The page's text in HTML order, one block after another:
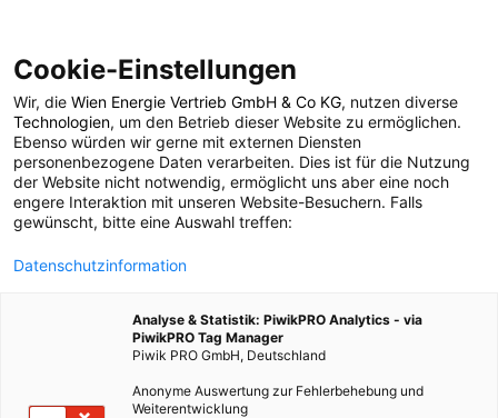
POSTS BY TAG
Innisfree
1 BEITRAG
Cookie-Einstellungen
Wir, die Wien Energie Vertrieb GmbH & Co KG, nutzen diverse
Technologien, um den Betrieb dieser Website zu ermöglichen.
Ebenso würden wir gerne mit externen Diensten
personenbezogene Daten verarbeiten. Dies ist für die Nutzung
der Website nicht notwendig, ermöglicht uns aber eine noch
engere Interaktion mit unseren Website-Besuchern. Falls
gewünscht, bitte eine Auswahl treffen:
Datenschutzinformation
Analyse & Statistik: PiwikPRO Analytics - via
PiwikPRO Tag Manager
Piwik PRO GmbH, Deutschland
Anonyme Auswertung zur Fehlerbehebung und
Weiterentwicklung